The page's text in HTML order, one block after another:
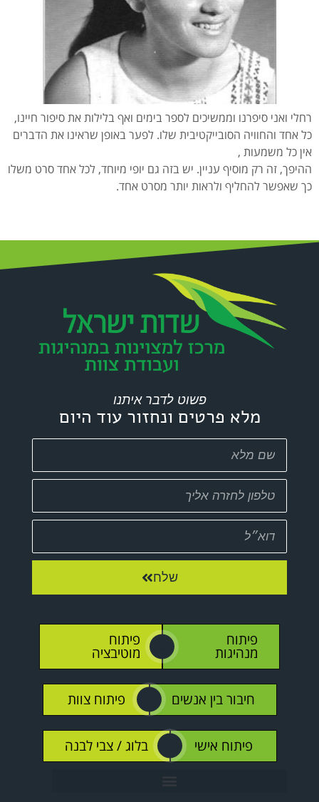
רחלי ואני סיפרנו וממשיכים לספר בימים ואף בלילות את סיפור חיינו,
כל אחד והחוויה הסובייקטיבית שלו. לפער באופן שראינו את הדברים
אין כל משמעות ,
ההיפך, זה רק מוסיף עניין. יש בזה גם יופי מיוחד, לכל אחד סרט משלו
כך שאפשר להחליף ולראות יותר מסרט אחד.
פשוט לדבר איתנו
מלא פרטים ונחזור עוד היום
שלח
פיתוח
מנהיגות
פיתוח
מוטיבציה
חיבור בין אנשים פיתוח צוות
פיתוח אישי בלוג / צבי לבנה